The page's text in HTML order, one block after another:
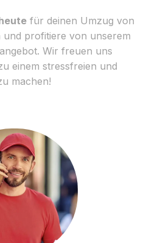
für deinen Umzug von
und profitiere von unserem
Wir freuen uns
einem stressfreien und
machen!